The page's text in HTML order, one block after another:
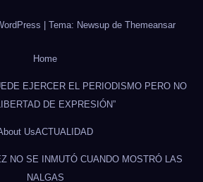
Tema: Newsup de Themeansar
Home
EJERCER EL PERIODISMO PERO NO
DE EXPRESIÓN”
UsACTUALIDAD
NO SE INMUTÓ CUANDO MOSTRÓ LAS
NALGAS